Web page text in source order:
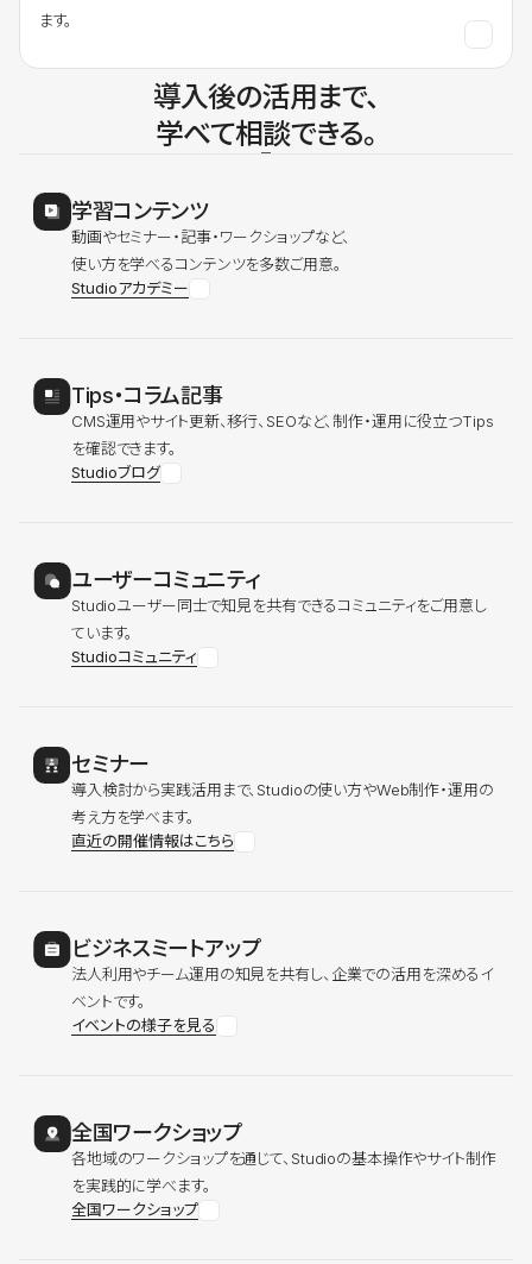
ます。
導入後の活用まで、
学べて相談できる。
学習コンテンツ
動画やセミナー・記事・ワークショップなど、
使い方を学べるコンテンツを多数ご用意。
Studioアカデミー
Tips・コラム記事
CMS運用やサイト更新、移行、SEOなど、制作・運用に役立つTips
を確認できます。
Studioブログ
ユーザーコミュニティ
Studioユーザー同士で知見を共有できるコミュニティをご用意し
ています。
Studioコミュニティ
セミナー
導入検討から実践活用まで、Studioの使い方やWeb制作・運用の
考え方を学べます。
直近の開催情報はこちら
ビジネスミートアップ
法人利用やチーム運用の知見を共有し、企業での活用を深めるイ
ベントです。
イベントの様子を見る
全国ワークショップ
各地域のワークショップを通じて、Studioの基本操作やサイト制作
を実践的に学べます。
全国ワークショップ